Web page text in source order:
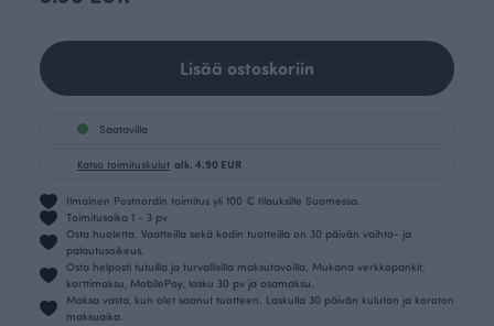
Lisää ostoskoriin
Saatavilla
Katso toimituskulut alk. 4.90 EUR
Ilmainen Postnordin toimitus yli 100 € tilauksille Suomessa.
Toimitusaika 1 - 3 pv
Osta huoletta. Vaatteilla sekä kodin tuotteilla on 30 päivän vaihto- ja
palautusoikeus.
Osta helposti tutuilla ja turvallisilla maksutavoilla. Mukana verkkopankit,
korttimaksu, MobilePay, lasku 30 pv ja osamaksu.
Maksa vasta, kun olet saanut tuotteen. Laskulla 30 päivän kuluton ja koroton
maksuaika.